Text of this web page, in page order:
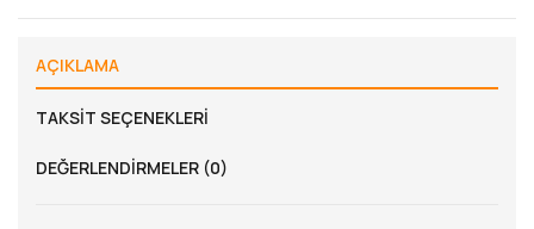
AÇIKLAMA
TAKSIT SEÇENEKLERI
DEĞERLENDIRMELER (0)